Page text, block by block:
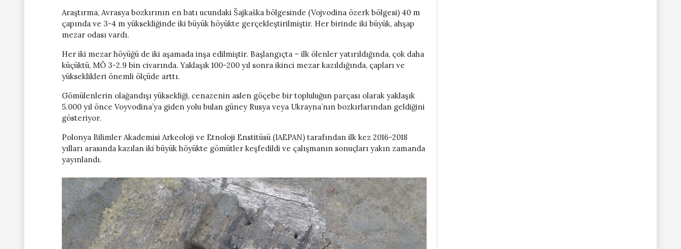
Araştırma, Avrasya bozkırının en batı ucundaki Šajkaška bölgesinde (Vojvodina özerk bölgesi) 40 m
çapında ve 3-4 m yüksekliğinde iki büyük höyükte gerçekleştirilmiştir. Her birinde iki büyük, ahşap
mezar odası vardı.
Her iki mezar höyüğü de iki aşamada inşa edilmiştir. Başlangıçta – ilk ölenler yatırıldığında, çok daha
küçüktü, MÖ 3-2.9 bin civarında. Yaklaşık 100-200 yıl sonra ikinci mezar kazıldığında, çapları ve
yükseklikleri önemli ölçüde arttı.
Gömülenlerin olağandışı yüksekliği, cenazenin aslen göçebe bir topluluğun parçası olarak yaklaşık
5.000 yıl önce Voyvodina’ya giden yolu bulan güney Rusya veya Ukrayna’nın bozkırlarından geldiğini
gösteriyor.
Polonya Bilimler Akademisi Arkeoloji ve Etnoloji Enstitüsü (IAEPAN) tarafından ilk kez 2016-2018
yılları arasında kazılan iki büyük höyükte gömütler keşfedildi ve çalışmanın sonuçları yakın zamanda
yayınlandı.